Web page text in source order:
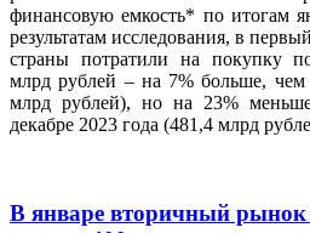
финансовую емкость* по итогам
результатам исследования, в
страны потратили на покупку
млрд рублей – на 7% больше, чем
млрд рублей), но на 23%
декабре 2023 года (481,4 млрд
В январе вторичный рынок